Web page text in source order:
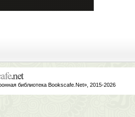
библиотека Bookscafe.Net», 2015-2026